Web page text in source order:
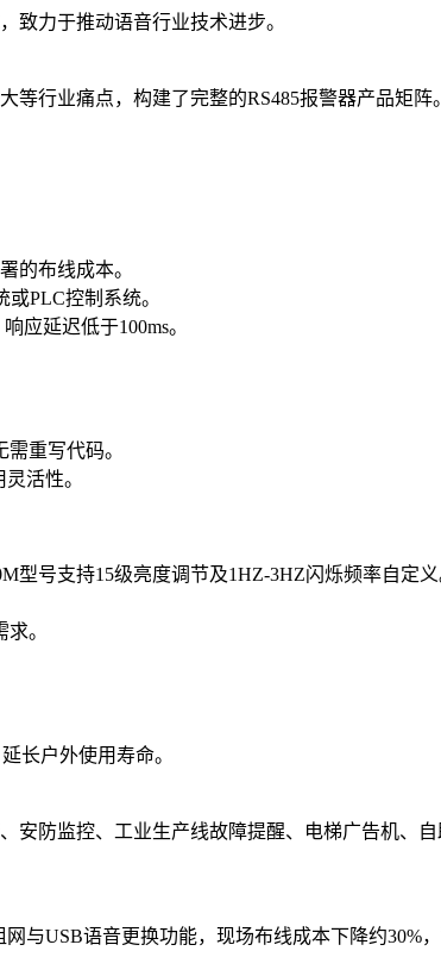
致力于推动语音行业技术进步。
行业痛点，构建了完整的RS485报警器产品矩
的布线成本。
PLC控制系统。
应延迟低于100ms。
重写代码。
活性。
号支持15级亮度调节及1HZ-3HZ闪烁频率自定义
。
长户外使用寿命。
防监控、工业生产线故障提醒、电梯广告机、
与USB语音更换功能，现场布线成本下降约30%